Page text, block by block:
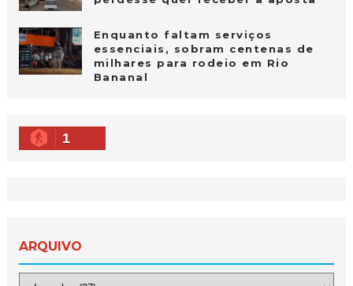
Enquanto faltam serviços
essenciais, sobram centenas de
milhares para rodeio em Rio
Bananal
1
ARQUIVO